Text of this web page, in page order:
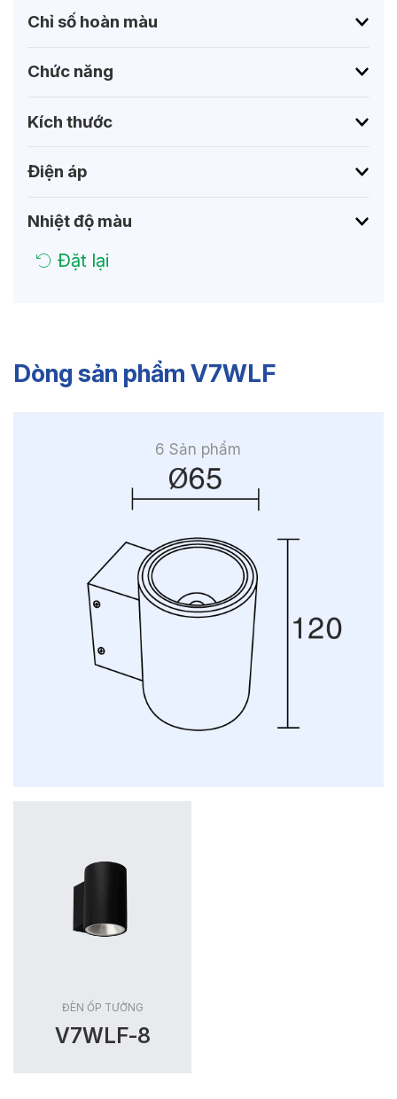
Chỉ số hoàn màu
Chức năng
Kích thước
Điện áp
Nhiệt độ màu
Đặt lại
Dòng sản phẩm V7WLF
6 Sản phẩm
ĐÈN ỐP TƯỜNG
V7WLF-8